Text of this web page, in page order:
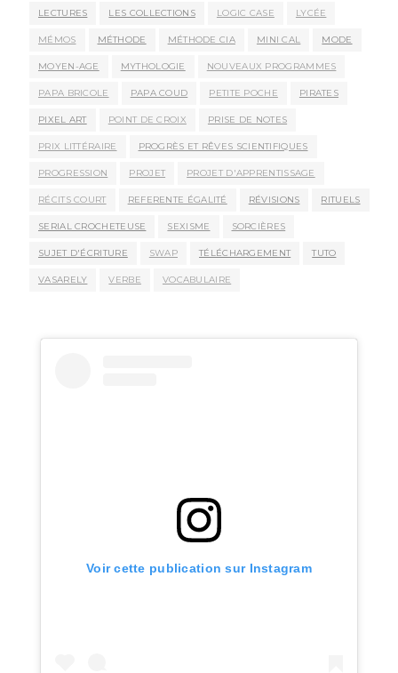
LECTURES LES COLLECTIONS LOGIC CASE LYCÉE
MÉMOS MÉTHODE MÉTHODE CIA MINI CAL MODE
MOYEN-AGE MYTHOLOGIE NOUVEAUX PROGRAMMES
PAPA BRICOLE PAPA COUD PETITE POCHE PIRATES
PIXEL ART POINT DE CROIX PRISE DE NOTES
PRIX LITTÉRAIRE PROGRÈS ET RÊVES SCIENTIFIQUES
PROGRESSION PROJET PROJET D'APPRENTISSAGE
RÉCITS COURT REFERENTE ÉGALITÉ RÉVISIONS RITUELS
SERIAL CROCHETEUSE SEXISME SORCIÈRES
SUJET D'ÉCRITURE SWAP TÉLÉCHARGEMENT TUTO
VASARELY VERBE VOCABULAIRE
Voir cette publication sur Instagram